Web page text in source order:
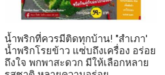
น้ำพริกที่ควรมีติดทุกบ้าน! "สำเภา'
น้ำพริกโรยข้าว แซ่บถึงเครื่อง อร่อย
ถึงใจ พกพาสะดวก มีให้เลือกหลาย